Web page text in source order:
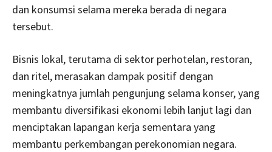
dan konsumsi selama mereka berada di negara
tersebut.
Bisnis lokal, terutama di sektor perhotelan, restoran,
dan ritel, merasakan dampak positif dengan
meningkatnya jumlah pengunjung selama konser, yang
membantu diversifikasi ekonomi lebih lanjut lagi dan
menciptakan lapangan kerja sementara yang
membantu perkembangan perekonomian negara.